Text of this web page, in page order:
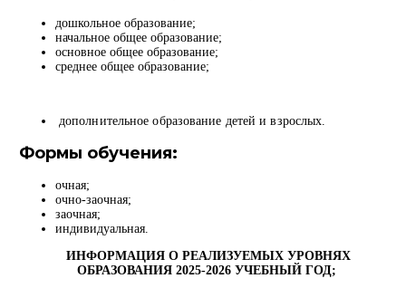
дошкольное образование;
начальное общее образование;
основное общее образование;
среднее общее образование;
дополнительное образование детей и взрослых.
Формы обучения:
очная;
очно-заочная;
заочная;
индивидуальная.
ИНФОРМАЦИЯ О РЕАЛИЗУЕМЫХ УРОВНЯХ
ОБРАЗОВАНИЯ 2025-2026 УЧЕБНЫЙ ГОД;